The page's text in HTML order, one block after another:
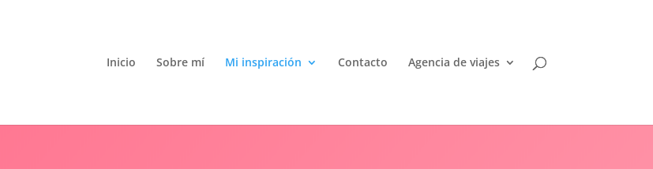
Inicio Sobre mí Mi inspiración Contacto Agencia de viajes